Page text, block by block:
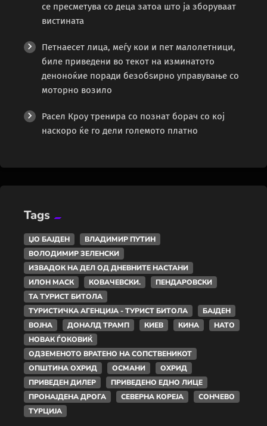
се пресметува со деца затоа што ја зборуваат
вистината
Петнаесет лица, меѓу кои и пет малолетници,
биле приведени во текот на изминатото
деноноќие поради безобѕирно управување со
моторно возило
Расел Кроу тренира со познат борач со кој
наскоро ќе го дели големото платно
Tags
ЏО БАЈДЕН
ВЛАДИМИР ПУТИН
ВОЛОДИМИР ЗЕЛЕНСКИ
ИЗВАДОК НА ДЕЛ ОД ДНЕВНИТЕ НАСТАНИ
ИЛОН МАСК
КОВАЧЕВСКИ.
ПЕНДАРОВСКИ
ТА ТУРИСТ БИТОЛА
ТУРИСТИЧКА АГЕНЦИЈА - ТУРИСТ БИТОЛА
БАЈДЕН
ВОЈНА
ДОНАЛД ТРАМП КИЕВ КИНА
НАТО
НОВАК ЃОКОВИЌ
ОДЗЕМЕНОТО ВРАТЕНО НА СОПСТВЕНИКОТ
ОПШТИНА ОХРИД
ОСМАНИ
ОХРИД
ПРИВЕДЕН ДИЛЕР
ПРИВЕДЕНО ЕДНО ЛИЦЕ
ПРОНАЈДЕНА ДРОГА
СЕВЕРНА КОРЕЈА
СОНЧЕВО
ТУРЦИЈА